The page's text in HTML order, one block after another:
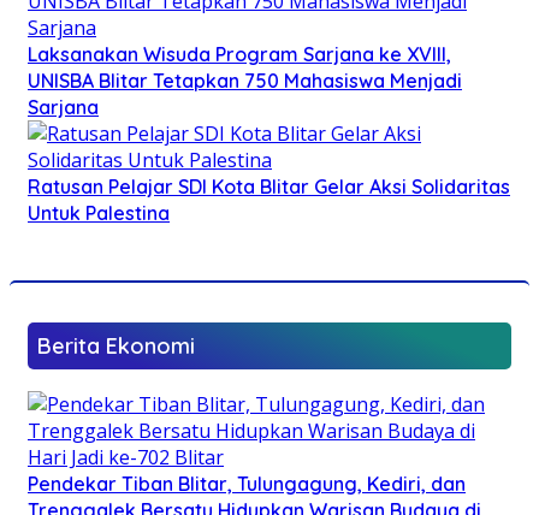
Laksanakan Wisuda Program Sarjana ke XVIII,
UNISBA Blitar Tetapkan 750 Mahasiswa Menjadi
Sarjana
Ratusan Pelajar SDI Kota Blitar Gelar Aksi Solidaritas
Untuk Palestina
Berita Ekonomi
Pendekar Tiban Blitar, Tulungagung, Kediri, dan
Trenggalek Bersatu Hidupkan Warisan Budaya di